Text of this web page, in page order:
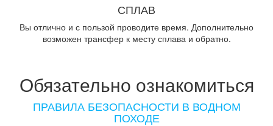
СПЛАВ
Вы отлично и с пользой проводите время. Дополнительно
возможен трансфер к месту сплава и обратно.
Обязательно ознакомиться
ПРАВИЛА БЕЗОПАСНОСТИ В ВОДНОМ
ПОХОДЕ